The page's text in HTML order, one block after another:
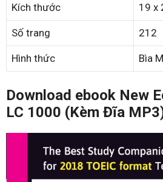
Kích thước 19 x
Số trang 212
Hình thức Bìa
Download ebook New
LC 1000 (Kèm Đĩa